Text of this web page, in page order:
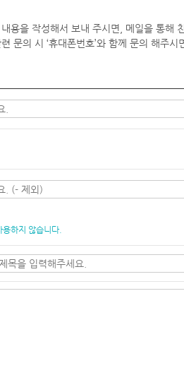
용을 작성해서 보내 주시면, 메일을 통해
문의 시 ‘휴대폰번호’와 함께 문의 해주
하지 않습니다.